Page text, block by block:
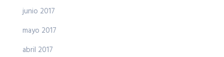
junio 2017
mayo 2017
abril 2017